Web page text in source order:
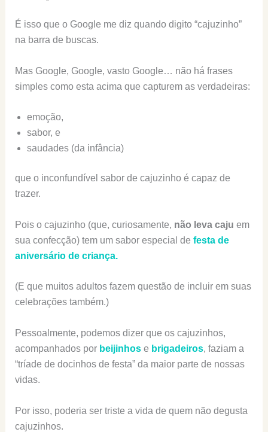
É isso que o Google me diz quando digito “cajuzinho”
na barra de buscas.
Mas Google, Google, vasto Google… não há frases
simples como esta acima que capturem as verdadeiras:
emoção,
sabor, e
saudades (da infância)
que o inconfundível sabor de cajuzinho é capaz de
trazer.
Pois o cajuzinho (que, curiosamente, não leva caju em
sua confecção) tem um sabor especial de festa de
aniversário de criança.
(E que muitos adultos fazem questão de incluir em suas
celebrações também.)
Pessoalmente, podemos dizer que os cajuzinhos,
acompanhados por beijinhose brigadeiros, faziam a
“tríade de docinhos de festa” da maior parte de nossas
vidas.
Por isso, poderia ser triste a vida de quem não degusta
cajuzinhos.